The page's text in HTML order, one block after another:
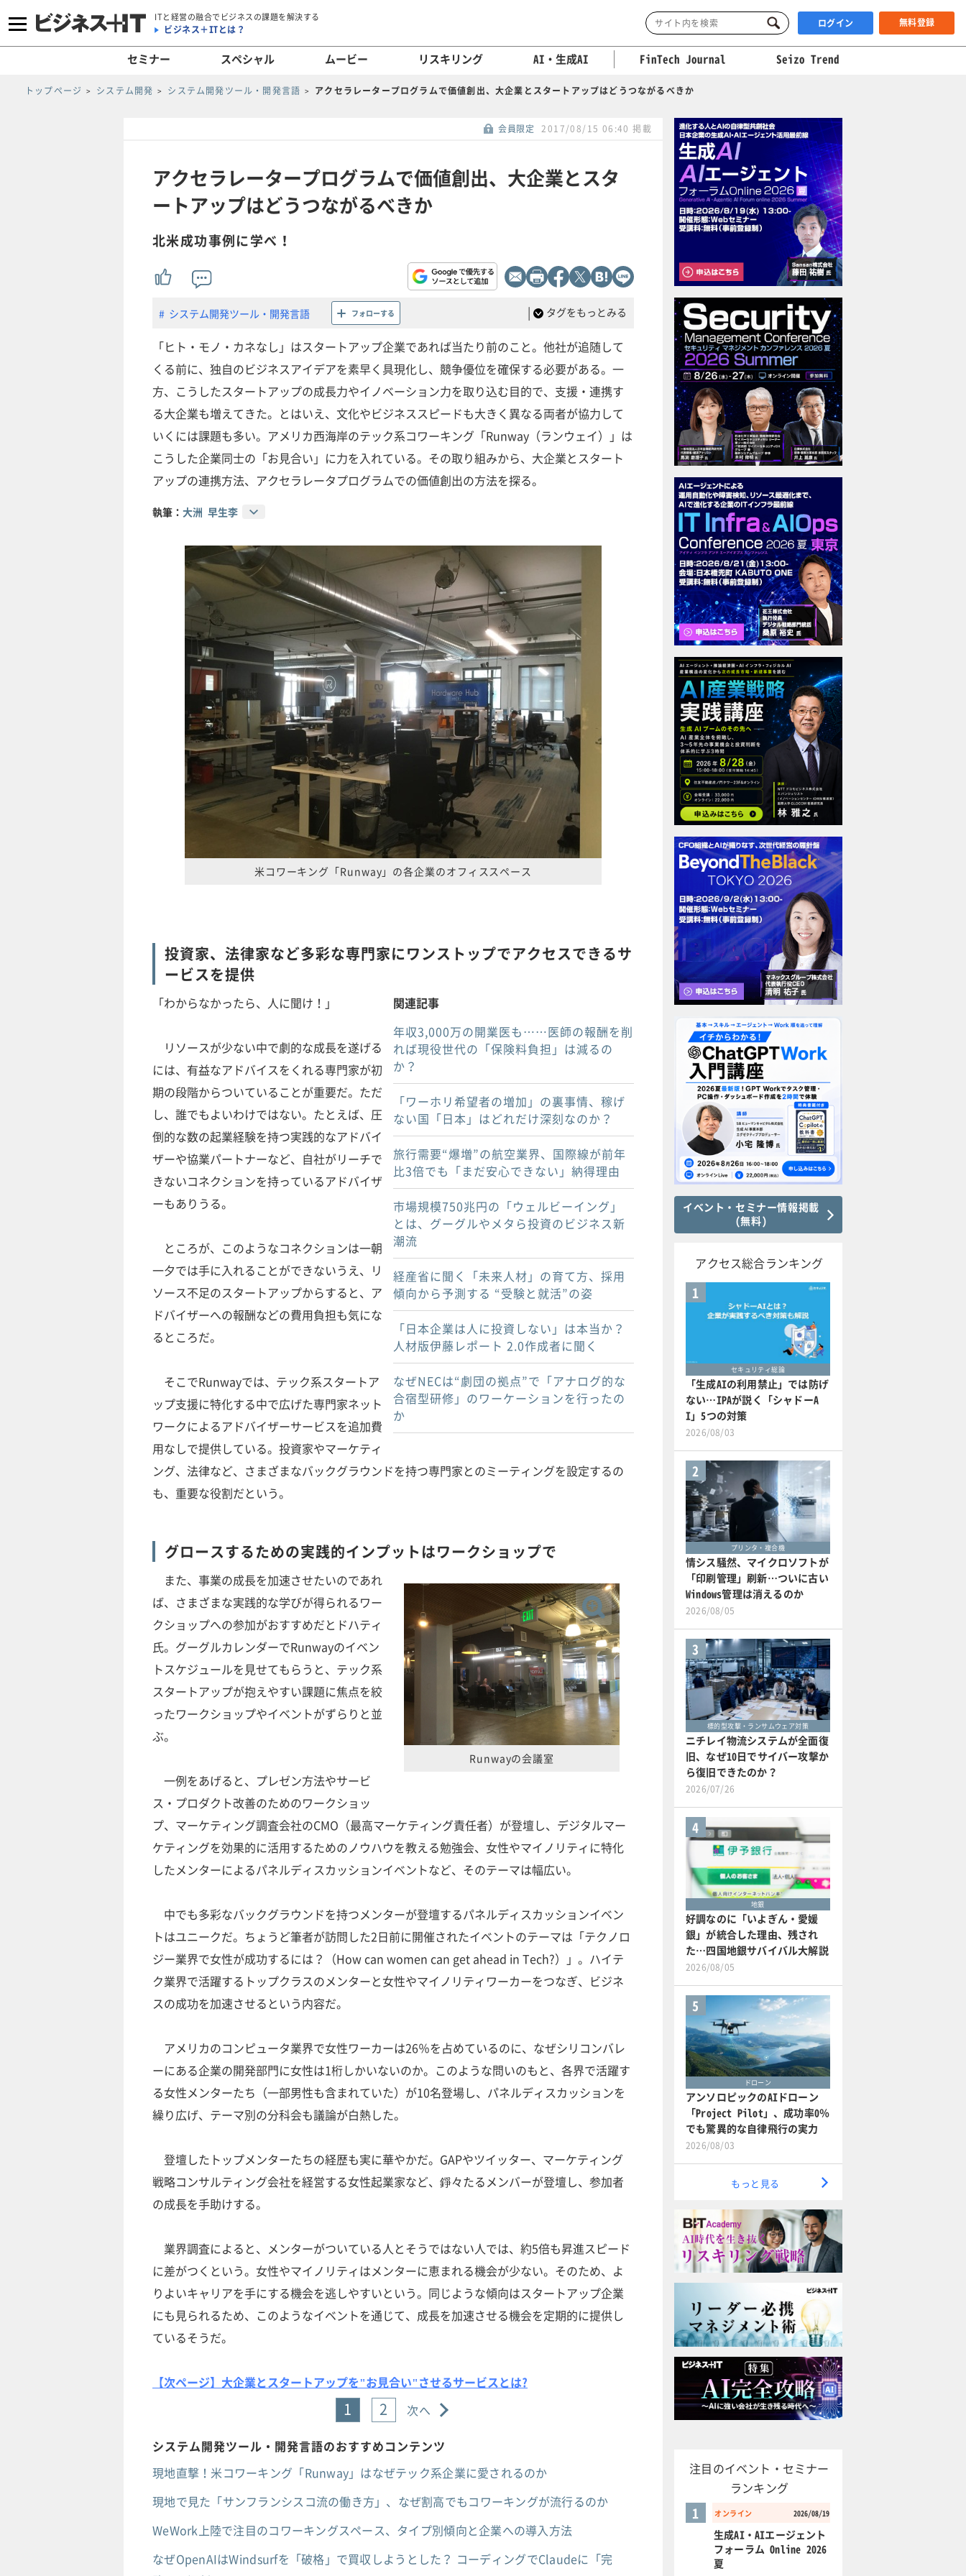
ITと経営の融合でビジネスの課題を解決する
ビジネス＋ITとは？ ログイン 無料登録
セミナー スペシャル ムービー リスキリング AI・生成AI FinTech Journal Seizo Trend
トップページ システム開発 システム開発ツール・開発言語 アクセラレータープログラムで価値創出、大企業とスタートアップはどうつながるべきか
会員限定 2017/08/15 06:40 掲載
アクセラレータープログラムで価値創出、大企業とスタ
ートアップはどうつながるべきか
北米成功事例に学べ！
システム開発ツール・開発言語 フォローする | タグをもっとみる
「ヒト・モノ・カネなし」はスタートアップ企業であれば当たり前のこと。他社が追随して
くる前に、独自のビジネスアイデアを素早く具現化し、競争優位を確保する必要がある。一
方、こうしたスタートアップの成長力やイノベーション力を取り込む目的で、支援・連携す
る大企業も増えてきた。とはいえ、文化やビジネススピードも大きく異なる両者が協力して
いくには課題も多い。アメリカ西海岸のテック系コワーキング「Runway（ランウェイ）」は
こうした企業同士の「お見合い」に力を入れている。その取り組みから、大企業とスタート
アップの連携方法、アクセラレータプログラムでの価値創出の方法を探る。
執筆： 大洲 早生李
米コワーキング「Runway」の各企業のオフィススペース
投資家、法律家など多彩な専門家にワンストップでアクセスできるサ
ービスを提供
関連記事
年収3,000万の開業医も……医師の報酬を削
れば現役世代の「保険料負担」は減るの
か？
「ワーホリ希望者の増加」の裏事情、稼げ
ない国「日本」はどれだけ深刻なのか？
旅行需要“爆増”の航空業界、国際線が前年
比3倍でも「まだ安心できない」納得理由
市場規模750兆円の「ウェルビーイング」
とは、グーグルやメタら投資のビジネス新
潮流
経産省に聞く「未来人材」の育て方、採用
傾向から予測する “受験と就活”の姿
「日本企業は人に投資しない」は本当か？
人材版伊藤レポート 2.0作成者に聞く
なぜNECは“劇団の拠点”で「アナログ的な
合宿型研修」のワーケーションを行ったの
か
「わからなかったら、人に聞け！」
リソースが少ない中で劇的な成長を遂げる
には、有益なアドバイスをくれる専門家が初
期の段階からついていることが重要だ。ただ
し、誰でもよいわけではない。たとえば、圧
倒的な数の起業経験を持つ実践的なアドバイ
ザーや協業パートナーなど、自社がリーチで
きないコネクションを持っているアドバイザ
ーもありうる。
ところが、このようなコネクションは一朝
一夕では手に入れることができないうえ、リ
ソース不足のスタートアップからすると、ア
ドバイザーへの報酬などの費用負担も気にな
るところだ。
そこでRunwayでは、テック系スタートア
ップ支援に特化する中で広げた専門家ネット
ワークによるアドバイザーサービスを追加費
用なしで提供している。投資家やマーケティ
ング、法律など、さまざまなバックグラウンドを持つ専門家とのミーティングを設定するの
も、重要な役割だという。
グロースするための実践的インプットはワークショップで
Runwayの会議室
また、事業の成長を加速させたいのであれ
ば、さまざまな実践的な学びが得られるワー
クショップへの参加がおすすめだとドハティ
氏。グーグルカレンダーでRunwayのイベン
トスケジュールを見せてもらうと、テック系
スタートアップが抱えやすい課題に焦点を絞
ったワークショップやイベントがずらりと並
ぶ。
一例をあげると、プレゼン方法やサービ
ス・プロダクト改善のためのワークショッ
プ、マーケティング調査会社のCMO（最高マーケティング責任者）が登壇し、デジタルマー
ケティングを効果的に活用するためのノウハウを教える勉強会、女性やマイノリティに特化
したメンターによるパネルディスカッションイベントなど、そのテーマは幅広い。
中でも多彩なバックグラウンドを持つメンターが登壇するパネルディスカッションイベン
トはユニークだ。ちょうど筆者が訪問した2日前に開催されたイベントのテーマは「テクノロ
ジー業界で女性が成功するには？（How can women can get ahead in Tech?）」。ハイテ
ク業界で活躍するトップクラスのメンターと女性やマイノリティワーカーをつなぎ、ビジネ
スの成功を加速させるという内容だ。
アメリカのコンピュータ業界で女性ワーカーは26％を占めているのに、なぜシリコンバレ
ーにある企業の開発部門に女性は1桁しかいないのか。このような問いのもと、各界で活躍す
る女性メンターたち（一部男性も含まれていた）が10名登場し、パネルディスカッションを
繰り広げ、テーマ別の分科会も議論が白熱した。
登壇したトップメンターたちの経歴も実に華やかだ。GAPやツイッター、マーケティング
戦略コンサルティング会社を経営する女性起業家など、錚々たるメンバーが登壇し、参加者
の成長を手助けする。
業界調査によると、メンターがついている人とそうではない人では、約5倍も昇進スピード
に差がつくという。女性やマイノリティはメンターに恵まれる機会が少ない。そのため、よ
りよいキャリアを手にする機会を逃しやすいという。同じような傾向はスタートアップ企業
にも見られるため、このようなイベントを通じて、成長を加速させる機会を定期的に提供し
ているそうだ。
【次ページ】大企業とスタートアップを"お見合い"させるサービスとは?
1 2 次へ
システム開発ツール・開発言語のおすすめコンテンツ
現地直撃！米コワーキング「Runway」はなぜテック系企業に愛されるのか
現地で見た「サンフランシスコ流の働き方」、なぜ割高でもコワーキングが流行るのか
WeWork上陸で注目のコワーキングスペース、タイプ別傾向と企業への導入方法
なぜOpenAIはWindsurfを「破格」で買収しようとした？ コーディングでClaudeに「完
イベント・セミナー情報掲載
(無料)
アクセス総合ランキング
1
セキュリティ総論
「生成AIの利用禁止」では防げ
ない…IPAが説く「シャドーA
I」5つの対策
2026/08/03
2
プリンタ・複合機
情シス騒然、マイクロソフトが
「印刷管理」刷新…ついに古い
Windows管理は消えるのか
2026/08/05
3
標的型攻撃・ランサムウェア対策
ニチレイ物流システムが全面復
旧、なぜ10日でサイバー攻撃か
ら復旧できたのか？
2026/07/26
4
地銀
好調なのに「いよぎん・愛媛
銀」が統合した理由、残され
た…四国地銀サバイバル大解説
2026/08/05
5
ドローン
アンソロピックのAIドローン
「Project Pilot」、成功率0％
でも驚異的な自律飛行の実力
2026/08/03
もっと見る
注目のイベント・セミナー
ランキング
オンライン 2026/08/19
1
生成AI・AIエージェント
フォーラム Online 2026
夏